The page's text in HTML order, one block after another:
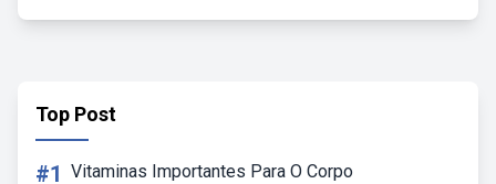
Top Post
#1 Vitaminas Importantes Para O Corpo